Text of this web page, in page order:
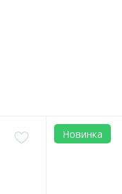
Новинка